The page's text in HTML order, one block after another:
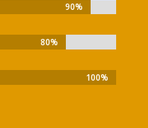
90%
90%
80%
80%
100%
100%